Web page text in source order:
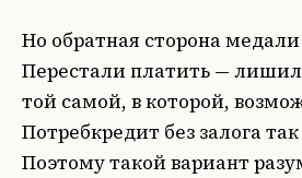
Но обратная сторона медали
Перестали платить —
той самой, в которой,
Потребкредит без залога
Поэтому такой вариант